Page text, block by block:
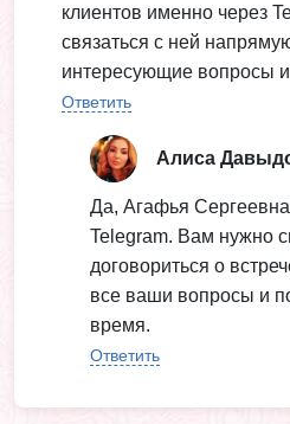
клиентов именно через
связаться с ней
интересующие вопросы
Ответить
Алиса
Да, Агафья
Telegram. Вам нужно
договориться о
все ваши вопросы и
время.
Ответить